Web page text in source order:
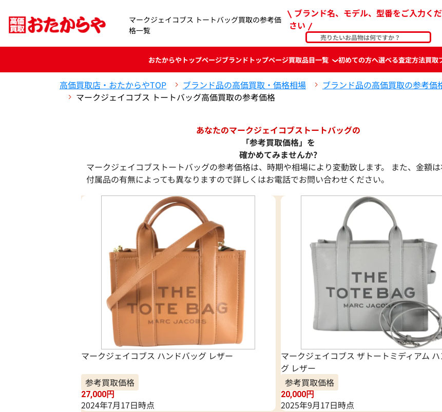
マークジェイコブス トートバッグ買取の参考価
格一覧
ブランド名、モデル、型番をご入力くだ
さい
おたからやトップページブランド トップページ買取品目一覧 初めての方へ選べる査定方法買取
高価買取店・おたからやTOP ブランド品の高価買取・価格相場 ブランド品の高価買取の参考価
マークジェイコブス トートバッグ高価買取の参考価格
あなたのマークジェイコブストートバッグの
「参考買取価格」を
確かめてみませんか?
マークジェイコブストートバッグの参考価格は、時期や相場により変動致します。 また、金額
付属品の有無によっても異なりますので詳しくはお電話でお問い合わせください。
マークジェイコブス ハンドバッグ レザー
参考買取価格
27,000円
2024年7月17日時点
マークジェイコブス ザトートミディアム
グ レザー
参考買取価格
20,000円
2025年9月17日時点